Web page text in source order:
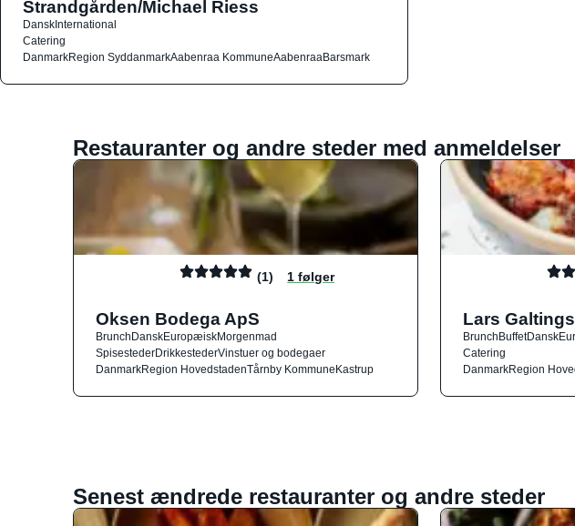
Strandgården/Michael Riess
DanskInternational
Catering
DanmarkRegion SyddanmarkAabenraa KommuneAabenraaBarsmark
Restauranter og andre steder med anmeldelser
(1) 1 følger
Oksen Bodega ApS
BrunchDanskEuropæiskMorgenmad
SpisestederDrikkestederVinstuer og bodegaer
DanmarkRegion HovedstadenTårnby KommuneKastrup
Lars
BrunchBuffetDansk
Catering
DanmarkRegion
Senest ændrede restauranter og andre steder